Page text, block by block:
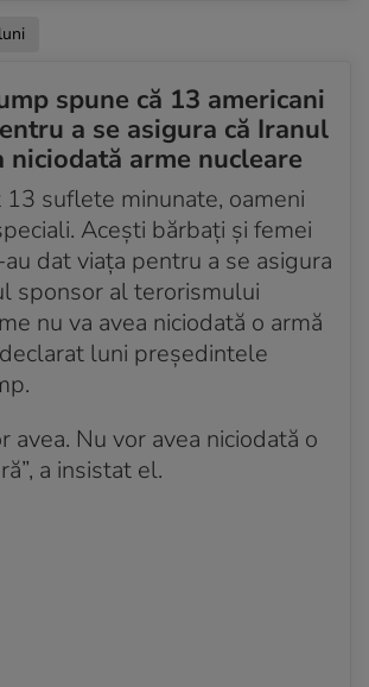
spune că 13 americani
a se asigura că Iranul
niciodată arme nucleare
13 suflete minunate, oameni
Acești bărbați și femei
dat viața pentru a se asigura
sponsor al terorismului
nu va avea niciodată o armă
declarat luni președintele
avea. Nu vor avea niciodată o
a insistat el.